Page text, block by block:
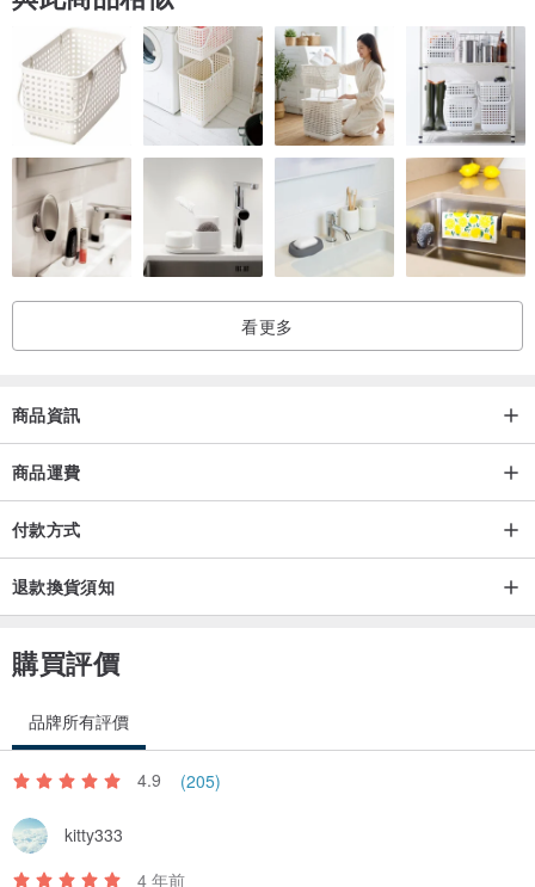
看更多
商品資訊
商品運費
付款方式
退款換貨須知
購買評價
品牌所有評價
4.9 (205)
kitty333
4 年前